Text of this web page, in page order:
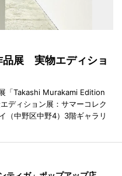
品展 実物エディショ
「Takashi Murakami Edition
ディション展：サマーコレク
（中野区中野4）3階ギャラリ